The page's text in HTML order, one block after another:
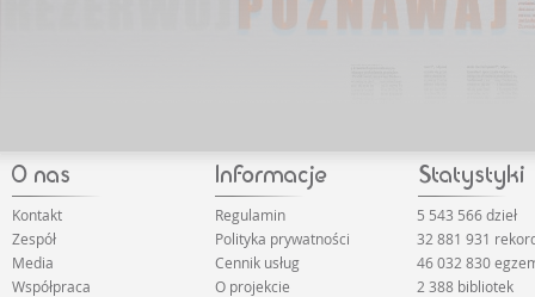
Kontakt
Zespół
Media
Współpraca
Regulamin
Polityka prywatności
Cennik usług
O projekcie
5 543 566 dzieł
32 881 931
46 032 830
2 388 bibliotek